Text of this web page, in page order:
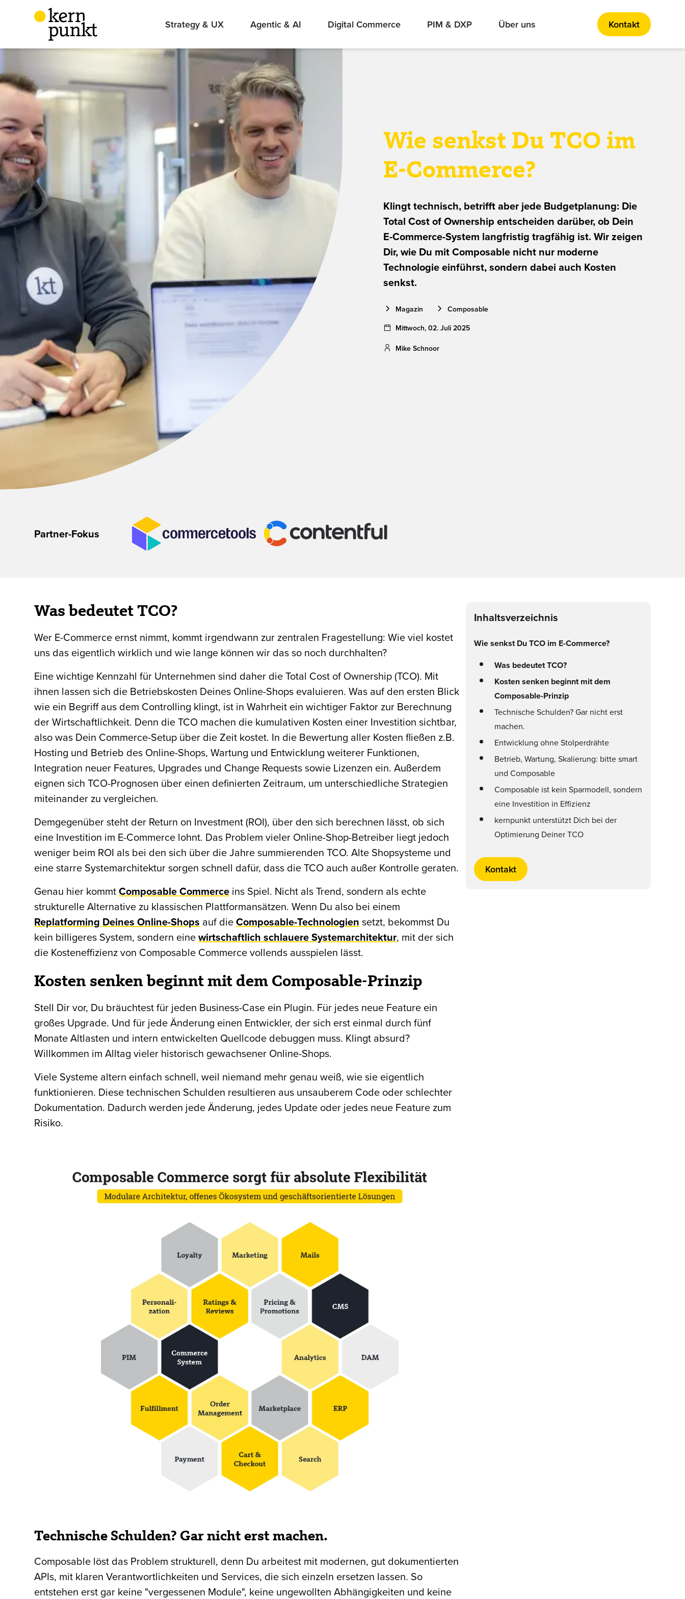
Strategy & UX Agentic & AI Digital Commerce PIM & DXP Über uns Kontakt
Wie senkst Du TCO im
E-Commerce?
Klingt technisch, betrifft aber jede Budgetplanung: Die
Total Cost of Ownership entscheiden darüber, ob Dein
E-Commerce-System langfristig tragfähig ist. Wir zeigen
Dir, wie Du mit Composable nicht nur moderne
Technologie einführst, sondern dabei auch Kosten
senkst.
Magazin
Composable
Mittwoch, 02. Juli 2025
Mike Schnoor
Partner-Fokus
Inhaltsverzeichnis
Wie senkst Du TCO im E-Commerce?
Was bedeutet TCO?
Kosten senken beginnt mit dem
Composable-Prinzip
Technische Schulden? Gar nicht erst
machen.
Entwicklung ohne Stolperdrähte
Betrieb, Wartung, Skalierung: bitte smart
und Composable
Composable ist kein Sparmodell, sondern
eine Investition in Effizienz
kernpunkt unterstützt Dich bei der
Optimierung Deiner TCO
Kontakt
Was bedeutet TCO?
Wer E-Commerce ernst nimmt, kommt irgendwann zur zentralen Fragestellung: Wie viel kostet
uns das eigentlich wirklich und wie lange können wir das so noch durchhalten?
Eine wichtige Kennzahl für Unternehmen sind daher die Total Cost of Ownership (TCO). Mit
ihnen lassen sich die Betriebskosten Deines Online-Shops evaluieren. Was auf den ersten Blick
wie ein Begriff aus dem Controlling klingt, ist in Wahrheit ein wichtiger Faktor zur Berechnung
der Wirtschaftlichkeit. Denn die TCO machen die kumulativen Kosten einer Investition sichtbar,
also was Dein Commerce-Setup über die Zeit kostet. In die Bewertung aller Kosten fließen z.B.
Hosting und Betrieb des Online-Shops, Wartung und Entwicklung weiterer Funktionen,
Integration neuer Features, Upgrades und Change Requests sowie Lizenzen ein. Außerdem
eignen sich TCO-Prognosen über einen definierten Zeitraum, um unterschiedliche Strategien
miteinander zu vergleichen.
Demgegenüber steht der Return on Investment (ROI), über den sich berechnen lässt, ob sich
eine Investition im E-Commerce lohnt. Das Problem vieler Online-Shop-Betreiber liegt jedoch
weniger beim ROI als bei den sich über die Jahre summierenden TCO. Alte Shopsysteme und
eine starre Systemarchitektur sorgen schnell dafür, dass die TCO auch außer Kontrolle geraten.
Genau hier kommtComposable Commerce ins Spiel. Nicht als Trend, sondern als echte
strukturelle Alternative zu klassischen Plattformansätzen. Wenn Du also bei einem
Replatforming Deines Online-Shops auf dieComposable-Technologien setzt, bekommst Du
kein billigeres System, sondern einewirtschaftlich schlauere Systemarchitektur, mit der sich
die Kosteneffizienz von Composable Commerce vollends ausspielen lässt.
Kosten senken beginnt mit dem Composable-Prinzip
Stell Dir vor, Du bräuchtest für jeden Business-Case ein Plugin. Für jedes neue Feature ein
großes Upgrade. Und für jede Änderung einen Entwickler, der sich erst einmal durch fünf
Monate Altlasten und intern entwickelten Quellcode debuggen muss. Klingt absurd?
Willkommen im Alltag vieler historisch gewachsener Online-Shops.
Viele Systeme altern einfach schnell, weil niemand mehr genau weiß, wie sie eigentlich
funktionieren. Diese technischen Schulden resultieren aus unsauberem Code oder schlechter
Dokumentation. Dadurch werden jede Änderung, jedes Update oder jedes neue Feature zum
Risiko.
Technische Schulden? Gar nicht erst machen.
Composable löst das Problem strukturell, denn Du arbeitest mit modernen, gut dokumentierten
APIs, mit klaren Verantwortlichkeiten und Services, die sich einzeln ersetzen lassen. So
entstehen erst gar keine "vergessenen Module", keine ungewollten Abhängigkeiten und keine